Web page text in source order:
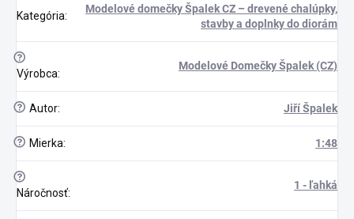
Kategória:
Modelové domečky Špalek CZ – drevené chalúpky,
stavby a doplnky do diorám
?
Výrobca:
Modelové Domečky Špalek (CZ)
? Autor: Jiří Špalek
? Mierka: 1:48
?
Náročnosť:
1 - ľahká